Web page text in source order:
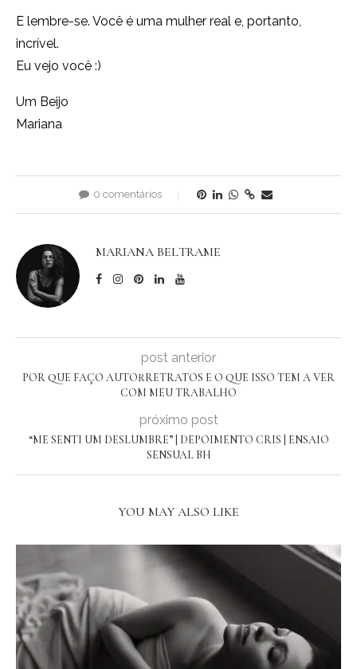
E lembre-se. Você é uma mulher real e, portanto,
incrível.
Eu vejo você :)
Um Beijo
Mariana
0 comentários
MARIANA BELTRAME
post anterior
POR QUE FAÇO AUTORRETRATOS E O QUE ISSO TEM A VER
COM MEU TRABALHO
próximo post
“ME SENTI UM DESLUMBRE” | DEPOIMENTO CRIS | ENSAIO
SENSUAL BH
YOU MAY ALSO LIKE